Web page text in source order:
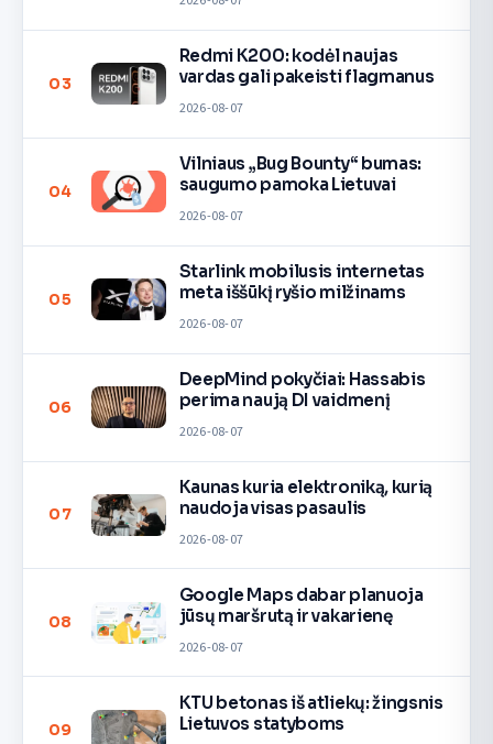
03
Redmi K200: kodėl naujas
vardas gali pakeisti flagmanus
2026-08-07
04
Vilniaus „Bug Bounty“ bumas:
saugumo pamoka Lietuvai
2026-08-07
05
Starlink mobilusis internetas
meta iššūkį ryšio milžinams
2026-08-07
06
DeepMind pokyčiai: Hassabis
perima naują DI vaidmenį
2026-08-07
07
Kaunas kuria elektroniką, kurią
naudoja visas pasaulis
2026-08-07
08
Google Maps dabar planuoja
jūsų maršrutą ir vakarienę
2026-08-07
09
KTU betonas iš atliekų: žingsnis
Lietuvos statyboms